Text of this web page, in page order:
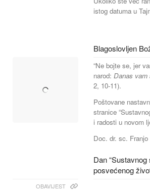
istog datuma u
Blagoslovljen
“Ne bojte se, jer
narod: Danas vam
2, 10-11).
Poštovane
stranice
i radosti u novom
Doc. dr. sc.
Dan “Sustavnog
posvećenog
OBAVIJEST